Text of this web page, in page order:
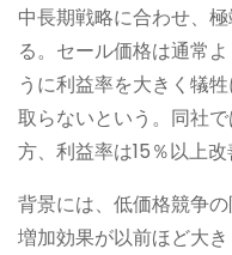
中長期戦略に合わせ、
る。セール価格は通常
うに利益率を大きく犠
取らないという。同社
方、利益率は15％以上改
背景には、低価格競争
増加効果が以前ほど大